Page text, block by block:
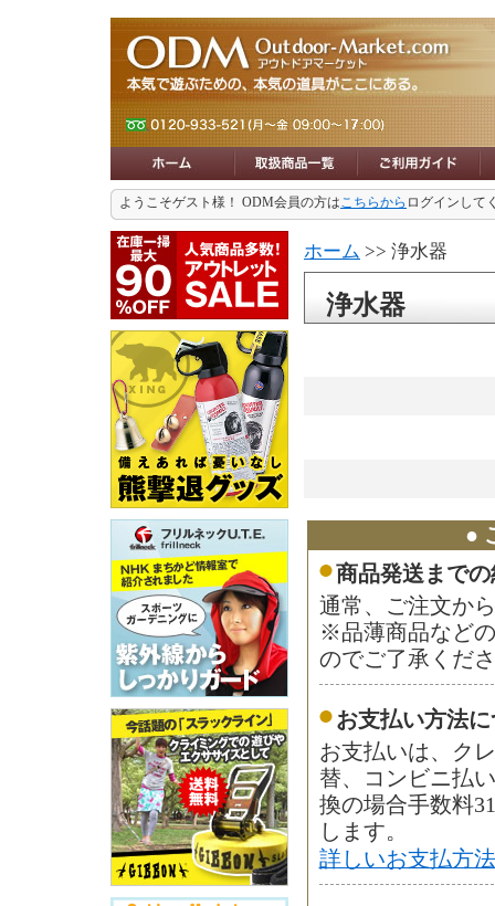
ようこそゲスト様！ ODM会員の方はこちらから ログインして
ホーム >> 浄水器
浄水器
●
商品発送まで
通常、ご注文か
※品薄商品など
のでご了承くだ
お支払い方法
お支払いは、ク
替、コンビニ払
換の場合手数料
します。
詳しいお支払方